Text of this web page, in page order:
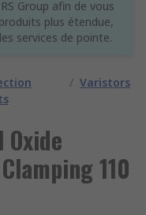
Group afin de vous
plus étendue,
services de pointe.
/ Varistors
110